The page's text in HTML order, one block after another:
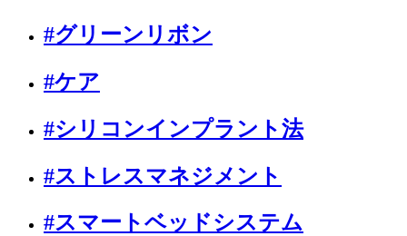
#グリーンリボン
#ケア
#シリコンインプラント法
#ストレスマネジメント
#スマートベッドシステム